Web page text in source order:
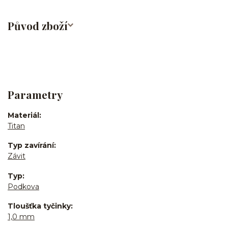
Původ zboží
Parametry
Materiál
Titan
Typ zavírání
Závit
Typ
Podkova
Tloušťka tyčinky
1,0 mm